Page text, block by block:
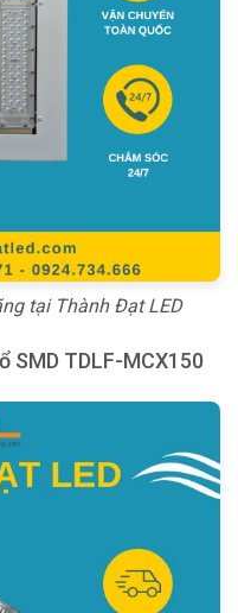
tại Thành Đạt LED
SMD TDLF-MCX150